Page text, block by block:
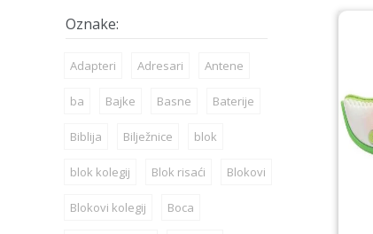
Adapteri Adresari Antene
ba Bajke Basne Baterije
Biblija Bilježnice blok
blok kolegij Blok risaći Blokovi
Blokovi kolegij Boca